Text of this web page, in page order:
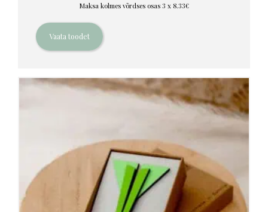
Maksa kolmes võrdses osas 3 x 8.33€
Vaata toodet